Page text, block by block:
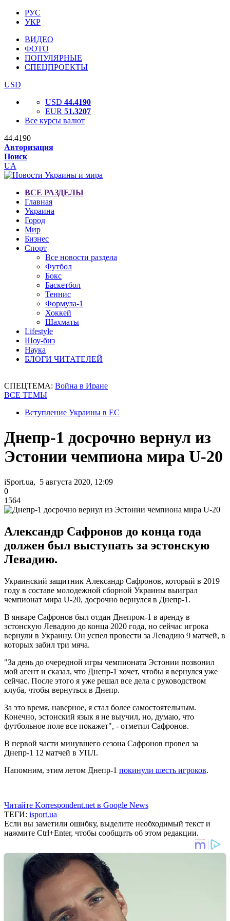
РУС
УКР
ВИДЕО
ФОТО
ПОПУЛЯРНЫЕ
СПЕЦПРОЕКТЫ
USD
USD 44.4190
EUR 51.3207
Все курсы валют
44.4190
Авторизация
Поиск
UA
ВСЕ РАЗДЕЛЫ
Главная
Украина
Город
Мир
Бизнес
Спорт
Все новости раздела
Футбол
Бокс
Баскетбол
Теннис
Формула-1
Хоккей
Шахматы
Lifestyle
Шоу-биз
Наука
БЛОГИ ЧИТАТЕЛЕЙ
СПЕЦТЕМА: Война в Иране
ВСЕ ТЕМЫ
Вступление Украины в ЕС
Днепр-1 досрочно вернул из
Эстонии чемпиона мира U-20
iSport.ua, 5 августа 2020, 12:09
0
1564
Александр Сафронов до конца года
должен был выступать за эстонскую
Левадию.
Украинский защитник Александр Сафронов, который в 2019
году в составе молодежной сборной Украины выиграл
чемпионат мира U-20, досрочно вернулся в Днепр-1.
В январе Сафронов был отдан Днепром-1 в аренду в
эстонскую Левадию до конца 2020 года, но сейчас игрока
вернули в Украину. Он успел провести за Левадию 9 матчей, в
которых забил три мяча.
"За день до очередной игры чемпионата Эстонии позвонил
мой агент и сказал, что Днепр-1 хочет, чтобы я вернулся уже
сейчас. После этого я уже решал все дела с руководством
клуба, чтобы вернуться в Днепр.
За это время, наверное, я стал более самостоятельным.
Конечно, эстонский язык я не выучил, но, думаю, что
футбольное поле все покажет", - отметил Сафронов.
В первой части минувшего сезона Сафронов провел за
Днепр-1 12 матчей в УПЛ.
Напомним, этим летом Днепр-1 покинули шесть игроков.
Читайте Korrespondent.net в Google News
ТЕГИ: isport.ua
Если вы заметили ошибку, выделите необходимый текст и
нажмите Ctrl+Enter, чтобы сообщить об этом редакции.